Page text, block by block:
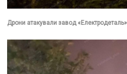
Дрони атакували завод